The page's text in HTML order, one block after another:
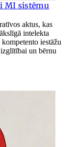
MI sistēmu
aktus, kas
intelekta
iestāžu
un bērnu